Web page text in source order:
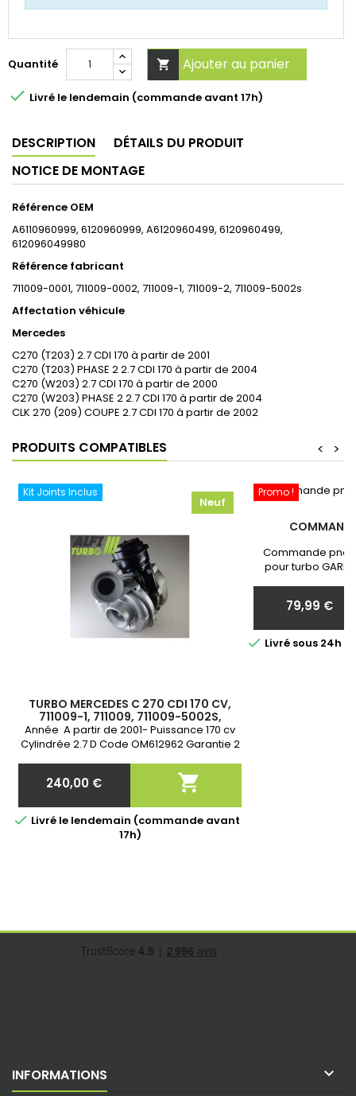
Quantité  Ajouter au panier
 Livré le lendemain (commande avant 17h)
DESCRIPTION
DÉTAILS DU PRODUIT
NOTICE DE MONTAGE
Référence OEM
A6110960999, 6120960999, A6120960499, 6120960499,
612096049980
Référence fabricant
711009-0001, 711009-0002, 711009-1, 711009-2, 711009-5002s
Affectation véhicule
Mercedes
C270 (T203) 2.7 CDI 170 à partir de 2001
C270 (T203) PHASE 2 2.7 CDI 170 à partir de 2004
C270 (W203) 2.7 CDI 170 à partir de 2000
C270 (W203) PHASE 2 2.7 CDI 170 à partir de 2004
CLK 270 (209) COUPE 2.7 CDI 170 à partir de 2002
PRODUITS COMPATIBLES >
<
Kit Joints Inclus
Neuf
TURBO MERCEDES C 270 CDI 170 CV,
711009-1, 711009, 711009-5002S,
A6110960999, 6120960999,
A6120960499, 6120960499,
Année A partir de 2001- Puissance 170 cv
Cylindrée 2.7 D Code OM612962 Garantie 2
Prix
240,00 € 
 Livré le lendemain (commande avant
17h)
Promo !
Commande
pour turbo
Prix
79,99 €
 Livré sous 24h
INFORMATIONS 